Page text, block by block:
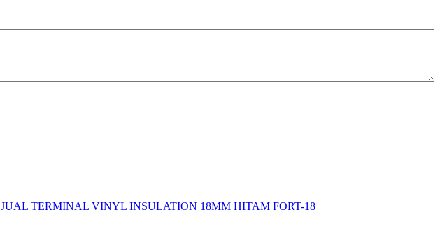
JUAL TERMINAL VINYL INSULATION 18MM HITAM FORT-18